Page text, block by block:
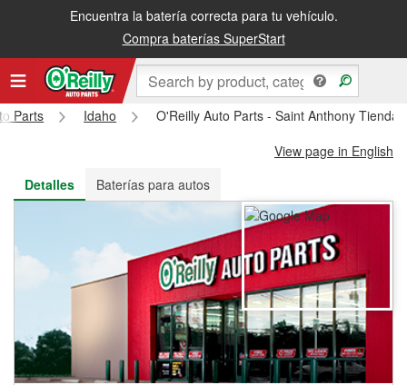
Encuentra la batería correcta para tu vehículo.
Compra baterías SuperStart
Recibe tu orden gratis al día siguiente o recógela en la tienda
Parts Idaho
O'Reilly Auto Parts - Saint Anthony Tienda
View page in English
Detalles
Baterías para autos